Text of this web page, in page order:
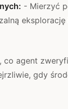
- Mierzyć
co agent
gdy